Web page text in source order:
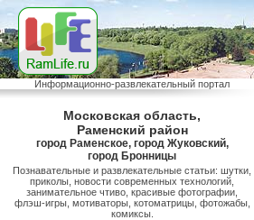
Информационно-развлекательный портал
Московская область,
Раменский район
город Раменское, город Жуковский,
город Бронницы
Познавательные и развлекательные статьи: шутки,
приколы, новости современных технологий,
занимательное чтиво, красивые фотографии,
флэш-игры, мотиваторы, котоматрицы, фотожабы,
комиксы.